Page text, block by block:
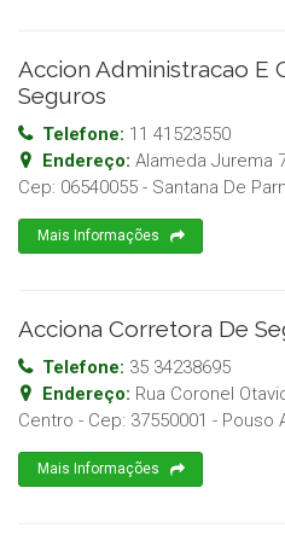
Accion Administracao E
Seguros
Telefone: 11 41523550
Endereço: Alameda Jurema
Cep: 06540055 - Santana De
Mais Informações
Acciona Corretora De
Telefone: 35 34238695
Endereço: Rua Coronel
Centro - Cep: 37550001 - Pouso
Mais Informações